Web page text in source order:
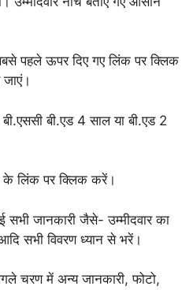
पहले ऊपर दिए गए लिंक पर क्लिक
बी.एड 4 साल या बी.एड 2
के लिंक पर क्लिक करें।
सभी जानकारी जैसे- उम्मीदवार का
सभी विवरण ध्यान से भरें।
चरण में अन्य जानकारी, फोटो,